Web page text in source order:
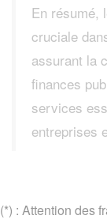
En résumé,
cruciale
assurant la
finances
services
entreprises
(*) : Attention des